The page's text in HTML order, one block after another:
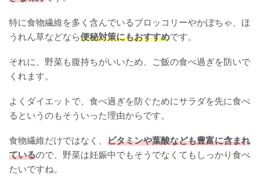
特に食物繊維を多く含んでいるブロッコリーやかぼちゃ、ほ
うれん草などなら便秘対策にもおすすめです。
それに、野菜も腹持ちがいいため、ご飯の食べ過ぎを防いで
くれます。
よくダイエットで、食べ過ぎを防ぐためにサラダを先に食べ
るというのもそういった理由からです。
食物繊維だけではなく、 ビタミンや葉酸なども豊富に含まれ
ているので、野菜は妊娠中でもそうでなくてもしっかり食べ
たいですね。